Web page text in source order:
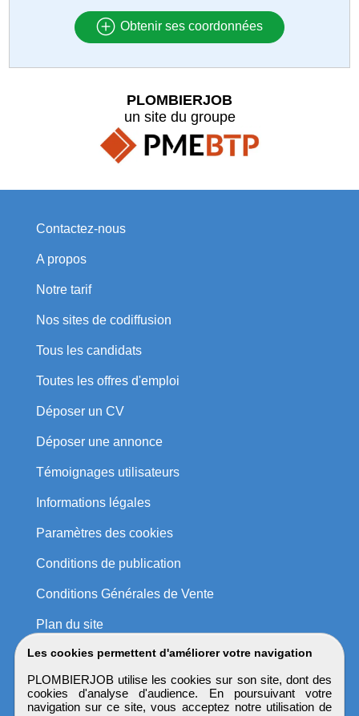
Obtenir ses coordonnées
Les cookies permettent d'améliorer votre navigation
PLOMBIERJOB utilise les cookies sur son site, dont des
cookies d'analyse d'audience. En poursuivant votre
navigation sur ce site, vous acceptez notre utilisation de
PLOMBIERJOB
un site du groupe
Contactez-nous
A propos
Notre tarif
Nos sites de codiffusion
Tous les candidats
Toutes les offres d'emploi
Déposer un CV
Déposer une annonce
Témoignages utilisateurs
Informations légales
Paramètres des cookies
Conditions de publication
Conditions Générales de Vente
Plan du site